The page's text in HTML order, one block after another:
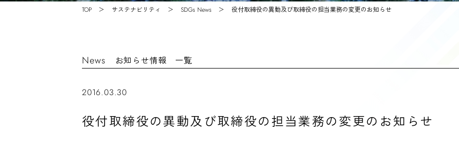
TOP サステナビリティ SDGs News 役付取締役の異動及び取締役の担当業務の変更のお知らせ
News お知らせ情報 一覧
2016.03.30
役付取締役の異動及び取締役の担当業務の変更のお知らせ